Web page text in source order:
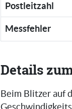
Postleitzahl
Messfehler
Details
Beim Blitzer auf